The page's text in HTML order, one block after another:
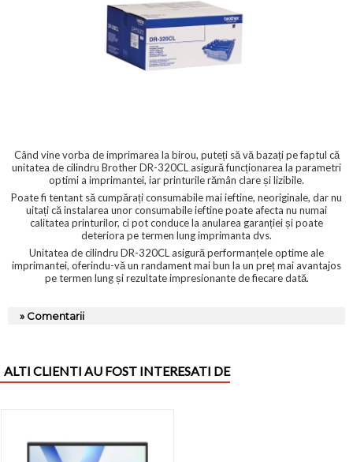
Când vine vorba de imprimarea la birou, puteți să vă bazați pe faptul că
unitatea de cilindru Brother DR-320CL asigură funcționarea la parametri
optimi a imprimantei, iar printurile rămân clare și lizibile.
Poate fi tentant să cumpărați consumabile mai ieftine, neoriginale, dar nu
uitați că instalarea unor consumabile ieftine poate afecta nu numai
calitatea printurilor, ci pot conduce la anularea garanției și poate
deteriora pe termen lung imprimanta dvs.
Unitatea de cilindru DR-320CL asigură performanțele optime ale
imprimantei, oferindu-vă un randament mai bun la un preț mai avantajos
pe termen lung și rezultate impresionante de fiecare dată.
» Comentarii
ALTI CLIENTI AU FOST INTERESATI DE